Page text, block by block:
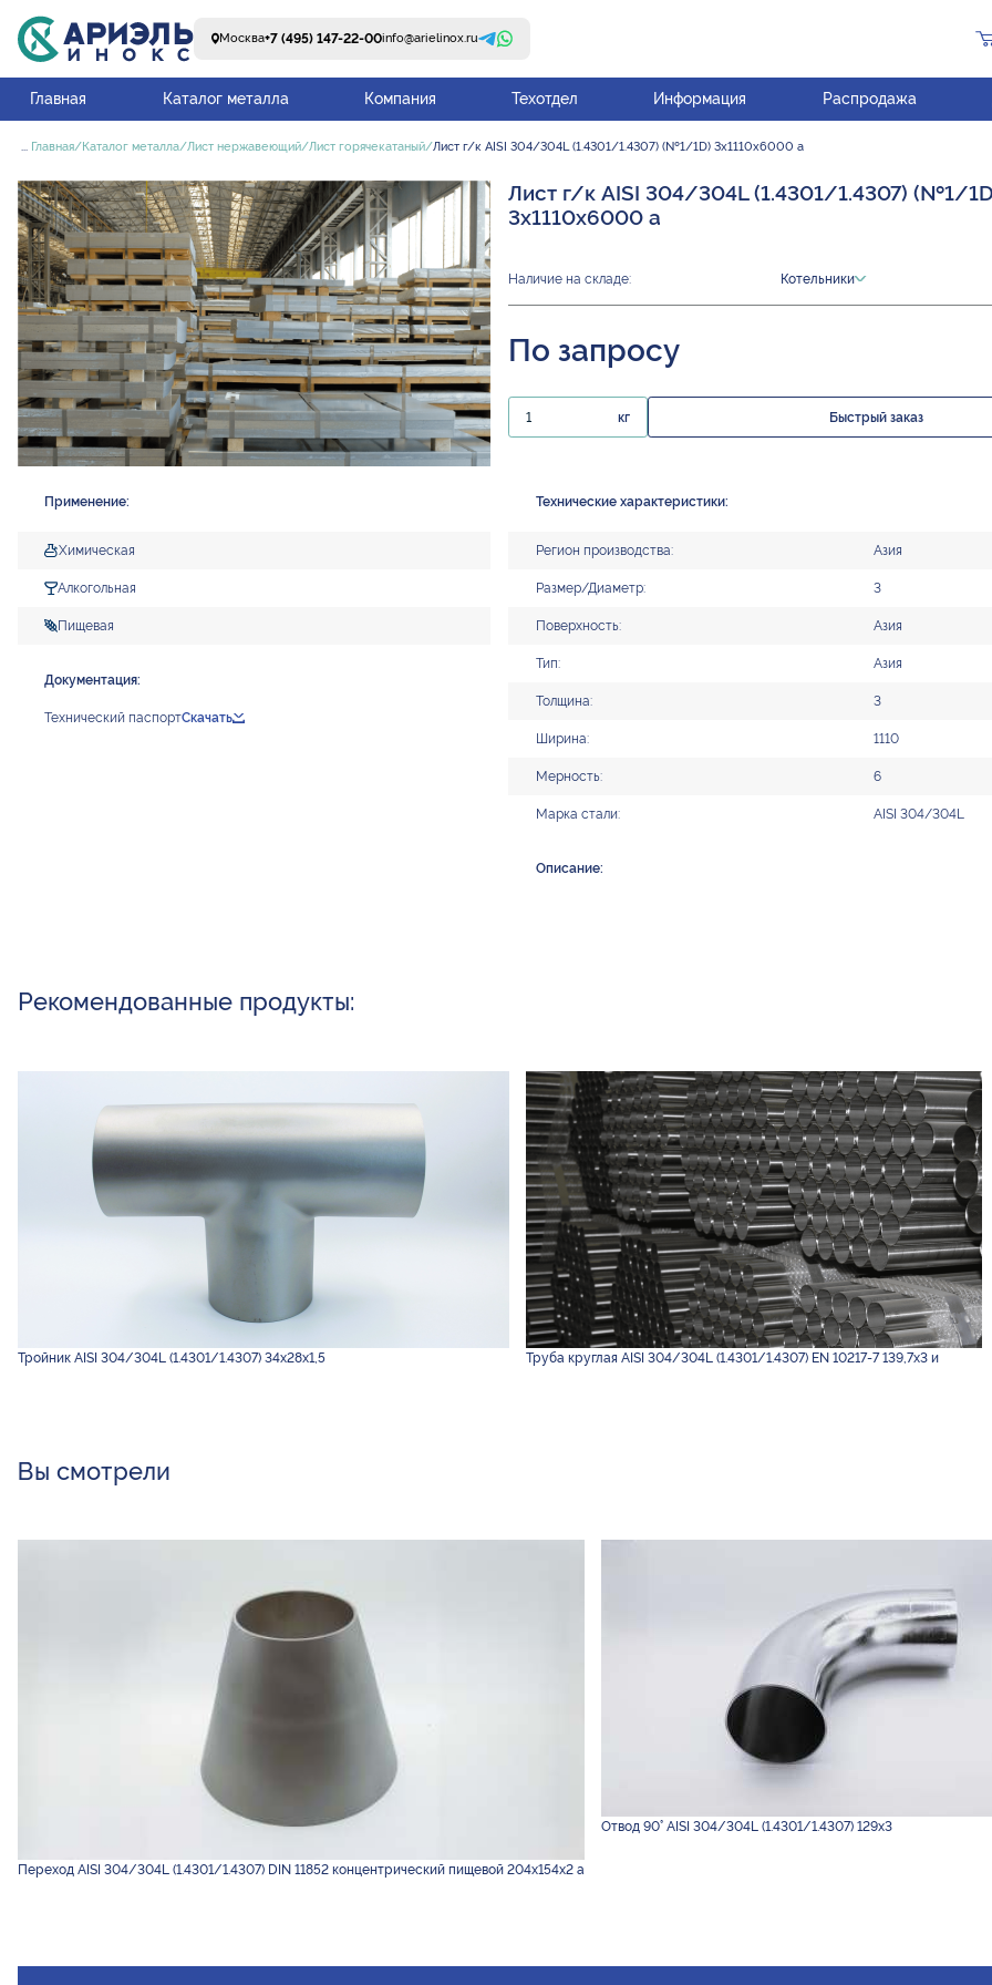
Москва+7 (495) 147-22-00info@arielinox.ru
Главная Каталог металла Компания Техотдел Информация Распродажа
... Главная Каталог металла Лист нержавеющий Лист горячекатаный Лист г/к AISI 304/304L (1.4301/1.4307) (№1/1D) 3х1110х6000 а
Лист г/к AISI 304/304L (1.4301/1.4307) (№1/
3х1110х6000 а
Наличие на складе: Котельники
По запросу
кг Быстрый заказ
Применение:
Химическая
Алкогольная
Пищевая
Документация:
Технический паспортСкачать
Технические характеристики:
Регион производства: Азия
Размер/Диаметр: 3
Поверхность: Азия
Тип: Азия
Толщина: 3
Ширина: 1110
Мерность: 6
Марка стали: AISI 304/304L
Описание:
Рекомендованные продукты:
Тройник AISI 304/304L (1.4301/1.4307) 34х28х1,5 Труба круглая AISI 304/304L (1.4301/1.4307) EN 10217-7 139,7х3 и
Вы смотрели
Переход AISI 304/304L (1.4301/1.4307) DIN 11852 концентрический пищевой 204х154х2 а
Отвод 90° AISI 304/304L (1.4301/1.4307) 129х3